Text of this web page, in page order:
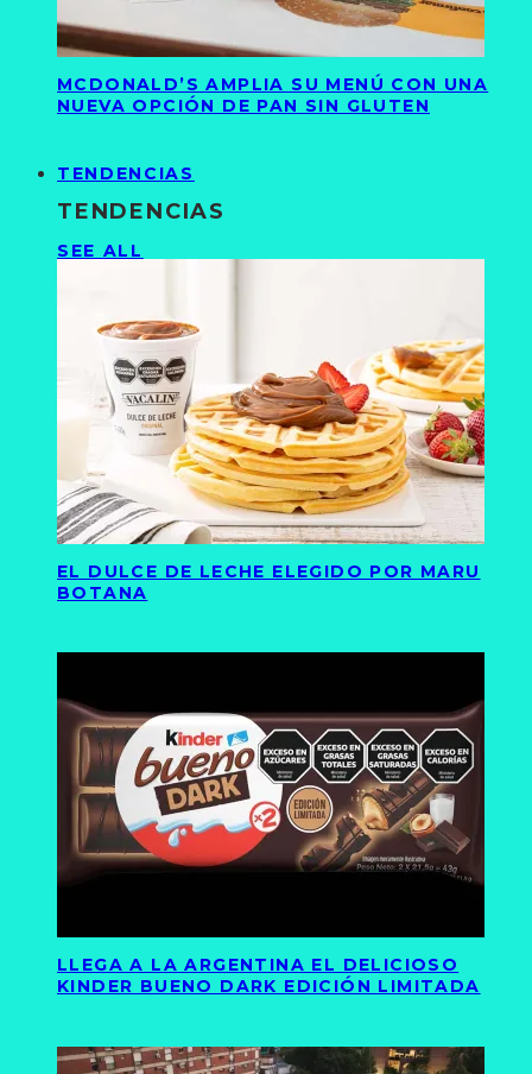
MCDONALD’S AMPLIA SU MENÚ CON UNA
NUEVA OPCIÓN DE PAN SIN GLUTEN
TENDENCIAS
TENDENCIAS
SEE ALL
EL DULCE DE LECHE ELEGIDO POR MARU
BOTANA
LLEGA A LA ARGENTINA EL DELICIOSO
KINDER BUENO DARK EDICIÓN LIMITADA